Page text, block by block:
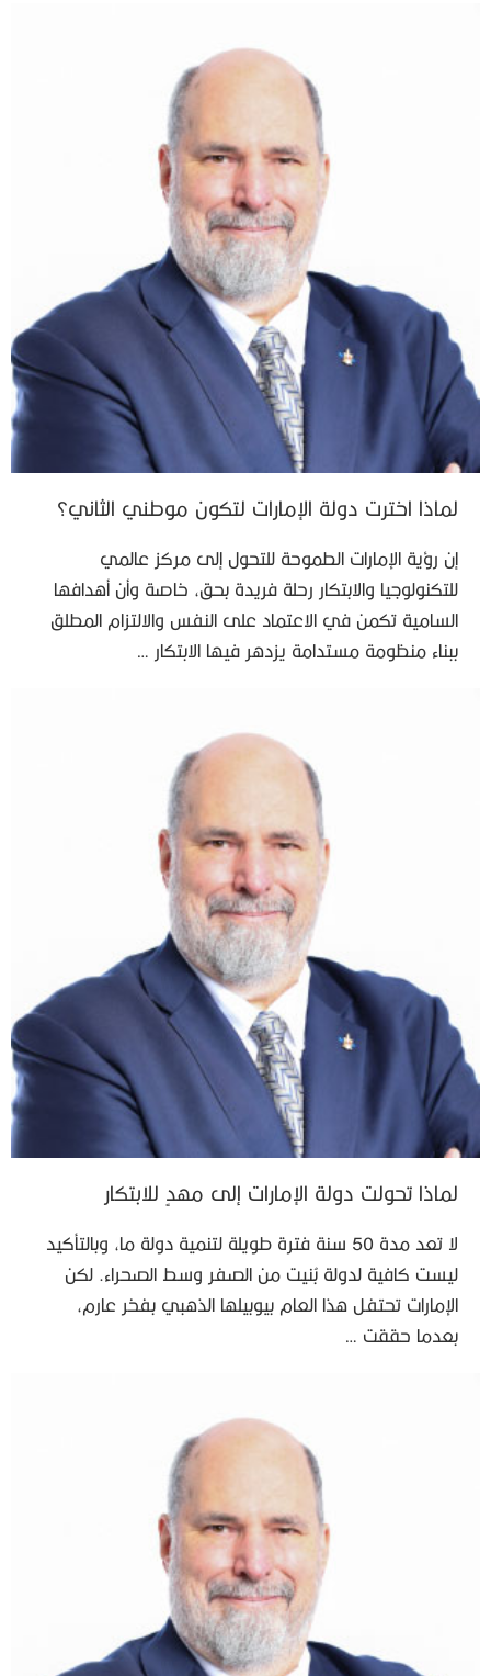
لماذا اخترت دولة الإمارات لتكون موطني الثاني؟
إن رؤية الإمارات الطموحة للتحول إلى مركز عالمي
للتكنولوجيا والابتكار رحلة فريدة بحق، خاصة وأن أهدافها
السامية تكمن في الاعتماد على النفس والالتزام المطلق
ببناء منظومة مستدامة يزدهر فيها الابتكار …
لماذا تحولت دولة الإمارات إلى مهدٍ للابتكار
لا تعد مدة 50 سنة فترة طويلة لتنمية دولة ما، وبالتأكيد
ليست كافية لدولة بُنيت من الصفر وسط الصحراء. لكن
الإمارات تحتفل هذا العام بيوبيلها الذهبي بفخر عارم،
بعدما حققت …